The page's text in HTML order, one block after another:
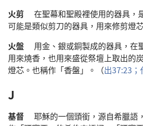
火剪
在聖幕和聖殿裡使用的器具 ，
可能是類似剪刀的器具 ， 用來修剪燈
火盤
用金 、 銀或銅製成的器具 ， 在
用來燒香 ， 也用來盛從祭壇 上取出的炭
燈芯 。 也稱作 「香盤」。（出37:23；
J
基督 耶穌的一個頭銜 ， 源自希臘語 ，